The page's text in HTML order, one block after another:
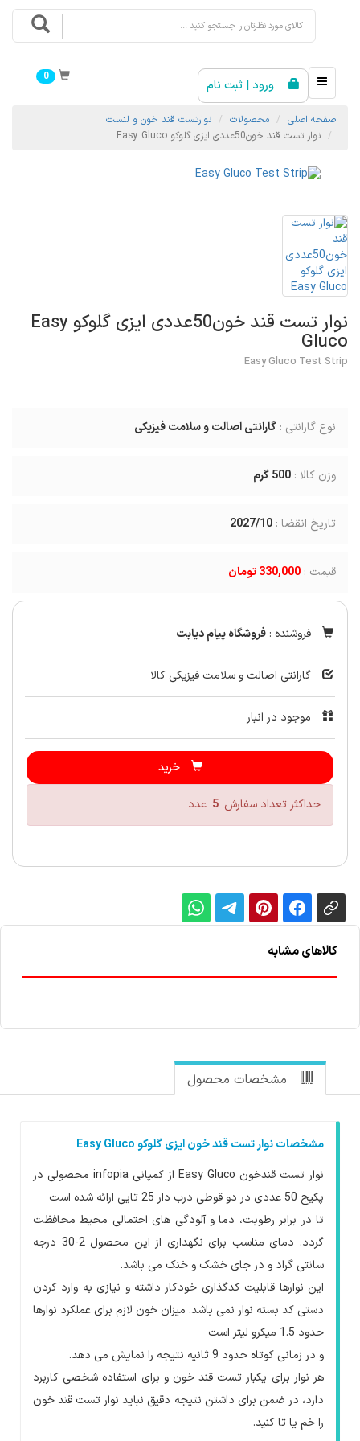
0
ورود | ثبت نام
صفحه اصلی محصولات
نوارتست قند خون و لنست
نوار تست قند خون50عددی ایزی گلوکو Easy Gluco
نوار تست قند خون50عددی ایزی گلوکو Easy
Gluco
Easy Gluco Test Strip
نوع گارانتی : گارانتی اصالت و سلامت فیزیکی
وزن کالا : 500گرم
تاریخ انقضا : 2027/10
قیمت : 330,000 تومان
فروشنده : فروشگاه پیام دیابت
گارانتی اصالت و سلامت فیزیکی کالا
موجود در انبار
خرید
حداکثر تعداد سفارش عدد
کالاهای مشابه
مشخصات محصول
مشخصاتنوار تست قند خون ایزی گلوکو Easy Gluco
نوار تست قندخون Easy Gluco از کمپانی infopia محصولی در
پکیج 50 عددی در دو قوطی درب دار 25 تایی ارائه شده است
تا در برابر رطوبت، دما و آلودگی های احتمالی محیط محافظت
گردد. دمای مناسب برای نگهداری از این محصول 2-30 درجه
سانتی گراد و در جای خشک و خنک می باشد.
این نوارها قابلیت کدگذاری خودکار داشته و نیازی به وارد کردن
دستی کد بسته نوار نمی باشد. میزان خون لازم برای عملکرد نوارها
حدود 1.5 میکرو لیتر است
و در زمانی کوتاه حدود 9 ثانیه نتیجه را نمایش می دهد.
هر نوار برای یکبار تست قند خون و برای استفاده شخصی کاربرد
دارد، در ضمن برای داشتن نتیجه دقیق نباید نوار تست قند خون
را خم یا تا کنید.